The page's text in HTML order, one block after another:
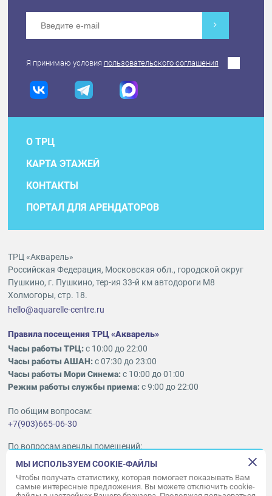
Я принимаю условия пользовательского соглашения
О ТРЦ
КАРТА ЭТАЖЕЙ
КОНТАКТЫ
ПОРТАЛ ДЛЯ АРЕНДАТОРОВ
ТРЦ «Акварель»
Российская Федерация, Московская обл., городской округ
Пушкино, г. Пушкино, тер-ия 33-й км автодороги М8
Холмогоры, стр. 18.
hello@aquarelle-centre.ru
Правила посещения ТРЦ «Акварель»
Часы работы ТРЦ:с 10:00 до 22:00
Часы работы АШАН:с 07:30 до 23:00
Часы работы Мори Синема:с 10:00 до 01:00
Режим работы службы приема:с 9:00 до 22:00
По общим вопросам:
+7(903)665-06-30
По вопросам аренды помещений:
ukleykina@nhood.com
+7(903)665-98-78
МЫ ИСПОЛЬЗУЕМ COOKIE-ФАЙЛЫ
Чтобы получать статистику, которая помогает показывать Вам
самые интересные предложения. Вы можете отключить cookie-